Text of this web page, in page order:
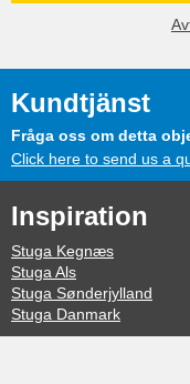
Kundtjänst
Fråga oss om detta
Click here to send us a
Inspiration
Stuga Kegnæs
Stuga Als
Stuga Sønderjylland
Stuga Danmark